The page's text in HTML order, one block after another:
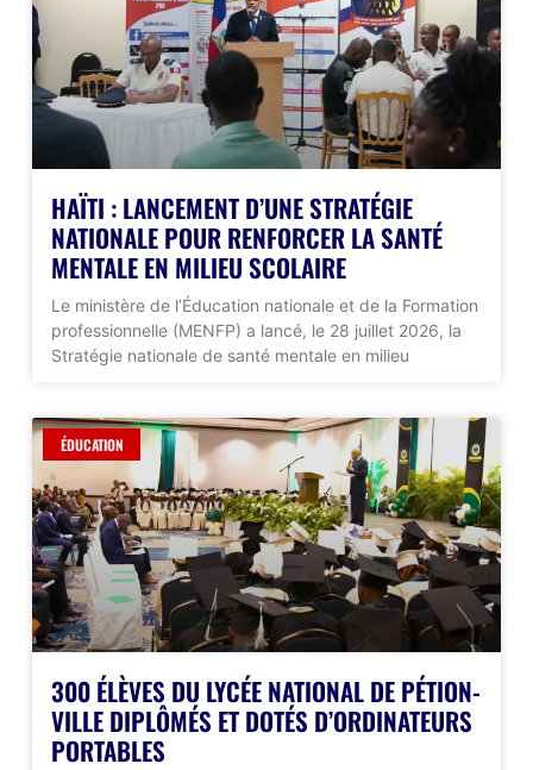
HAÏTI : LANCEMENT D’UNE STRATÉGIE
NATIONALE POUR RENFORCER LA SANTÉ
MENTALE EN MILIEU SCOLAIRE
Le ministère de l’Éducation nationale et de la Formation
professionnelle (MENFP) a lancé, le 28 juillet 2026, la
Stratégie nationale de santé mentale en milieu
ÉDUCATION
300 ÉLÈVES DU LYCÉE NATIONAL DE PÉTION-
VILLE DIPLÔMÉS ET DOTÉS D’ORDINATEURS
PORTABLES